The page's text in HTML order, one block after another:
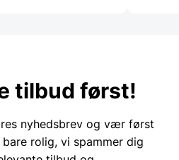
tilbud først!
nyhedsbrev og vær først
rolig, vi spammer dig